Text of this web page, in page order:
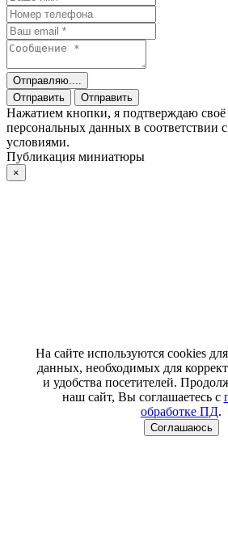
Отправляю....
Отправить
Отправить
Нажатием кнопки, я подтверждаю своё
персональных данных в соответствии
условиями.
Публикация миниатюры
×
На сайте используются cookies
данных, необходимых для
и удобства посетителей.
наш сайт, Вы соглашаетесь с
обработке ПД.
Соглашаюсь